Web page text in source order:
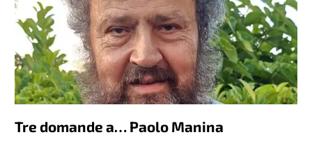
Tre domande a… Paolo Manina